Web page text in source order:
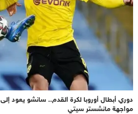
دوري أبطال أوروبا لكرة القدم.. سانشو يعود
مواجهة مانشستر سيتي